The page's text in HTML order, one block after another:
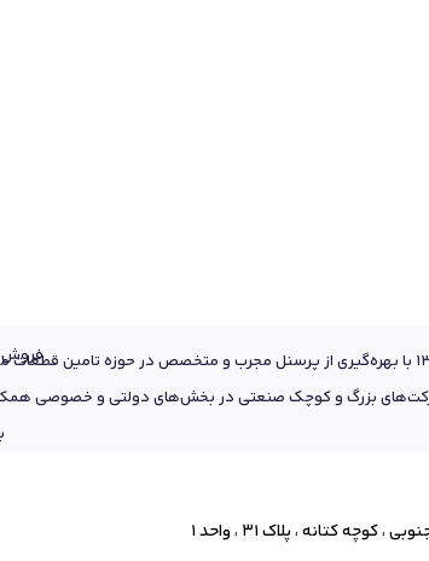
فروششرکت پارس تامین پرشین در سال 1389 با بهره‌گیری از پرسنل مجرب و
بزرگ و کوچک صنعتی در بخش‌های دولتی و خصوصی
کوچه کتانه ، پلاک ۳۱ ، واحد ۱